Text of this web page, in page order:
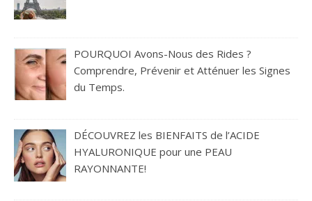
POURQUOI Avons-Nous des Rides ?
Comprendre, Prévenir et Atténuer les Signes
du Temps.
DÉCOUVREZ les BIENFAITS de l’ACIDE
HYALURONIQUE pour une PEAU
RAYONNANTE!